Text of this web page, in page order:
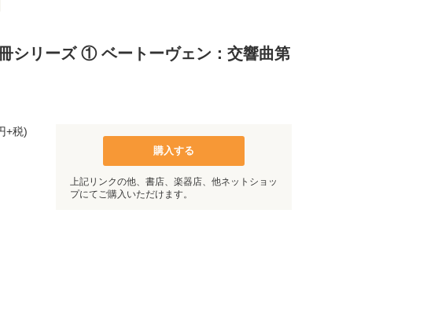
シリーズ ① ベートーヴェン：交響曲第
+税)
購入する
上記リンクの他、書店、楽器店、他ネットショッ
プにてご購入いただけます。